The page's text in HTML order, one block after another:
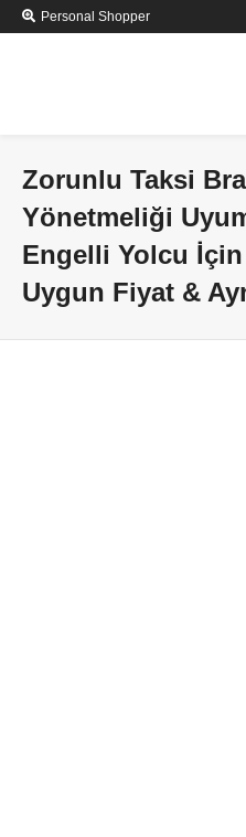
Personal Shopper
Zorunlu Taksi
Yönetmeliği
Engelli Yolcu İçin
Uygun Fiyat &